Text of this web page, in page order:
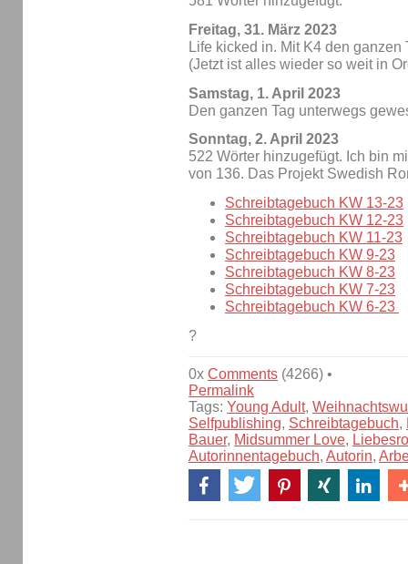
Freitag, 31. März 2023
Life kicked in. Mit K4 den
(Jetzt ist alles wieder so weit in
Samstag, 1. April 2023
Den ganzen Tag unterwegs
Sonntag, 2. April 2023
522 Wörter hinzugefügt. Ich bin
von 136. Das Projekt Swedish
Schreibtagebuch KW 13-23
Schreibtagebuch KW 12-23
Schreibtagebuch KW 11-23
Schreibtagebuch KW 9-23
Schreibtagebuch KW 8-23
Schreibtagebuch KW 7-23
Schreibtagebuch KW 6-23
?
0x Comments (4266) •
Permalink
Tags: Young Adult,
Selfpublishing, Schreibtagebuch,
Bauer, Midsummer Love,
Autorinnentagebuch, Autorin,